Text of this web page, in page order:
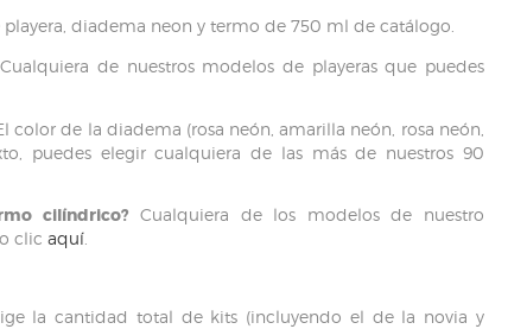
diadema neon y termo de 750 ml de catálogo.
de nuestros modelos de playeras que puedes
color de la diadema (rosa neón, amarilla neón, rosa neón,
puedes elegir cualquiera de las más de nuestros 90
cilíndrico? Cualquiera de los modelos de nuestro
clicaquí
la cantidad total de kits (incluyendo el de la novia y